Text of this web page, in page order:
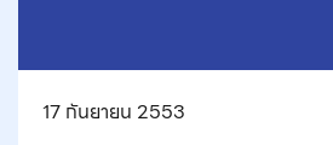
17 กันยายน 2553